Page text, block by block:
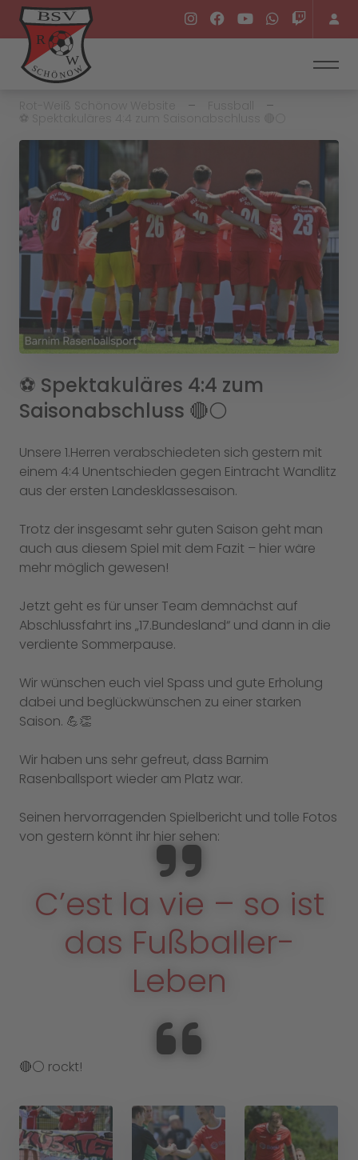
⚽️ Spektakuläres 4:4 zum
Saisonabschluss 🔴⚪️
Unsere 1.Herren verabschiedeten sich gestern mit
einem 4:4 Unentschieden gegen Eintracht Wandlitz
aus der ersten Landesklassesaison.
Trotz der insgesamt sehr guten Saison geht man
auch aus diesem Spiel mit dem Fazit – hier wäre
mehr möglich gewesen!
Jetzt geht es für unser Team demnächst auf
Abschlussfahrt ins „17.Bundesland“ und dann in die
verdiente Sommerpause.
Wir wünschen euch viel Spass und gute Erholung
dabei und beglückwünschen zu einer starken
Saison. 💪👏
Wir haben uns sehr gefreut, dass Barnim
Rasenballsport wieder am Platz war.
Seinen hervorragenden Spielbericht und tolle Fotos
von gestern könnt ihr hier sehen:
C’est la vie – so ist
das Fußballer-
Leben
🔴⚪️ rockt!